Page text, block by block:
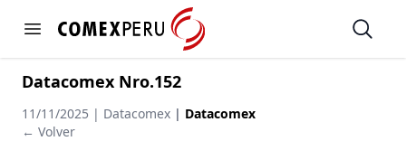
Open menu
https://www.comexperu.org.pe Open
Datacomex Nro.152
11/11/2025 | Datacomex | Datacomex
← Volver